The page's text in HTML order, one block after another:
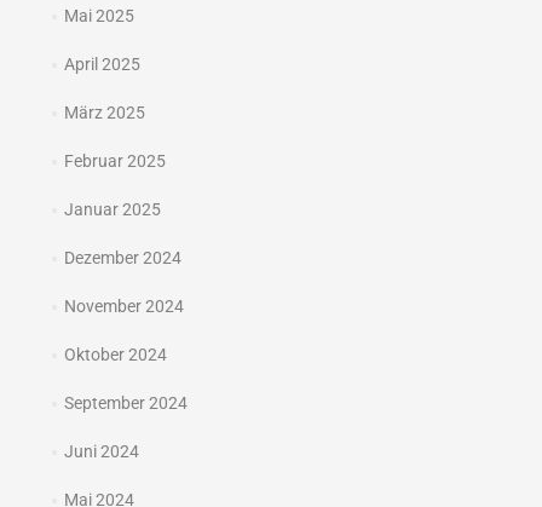
Mai 2025
April 2025
März 2025
Februar 2025
Januar 2025
Dezember 2024
November 2024
Oktober 2024
September 2024
Juni 2024
Mai 2024